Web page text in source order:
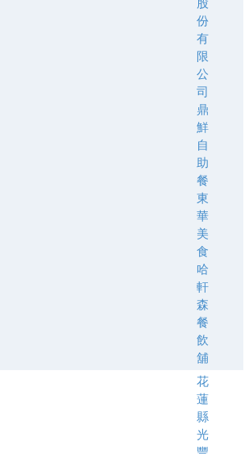
份
有
限
公
司
鼎
鮮
自
助
餐
東
華
美
食
哈
軒
森
餐
飲
舖
花
蓮
縣
光